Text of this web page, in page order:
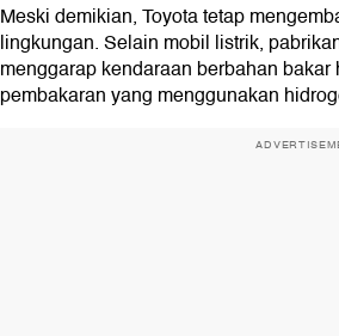
Meski demikian, Toyota tetap
lingkungan. Selain mobil listrik,
menggarap kendaraan berbahan
pembakaran yang menggunakan